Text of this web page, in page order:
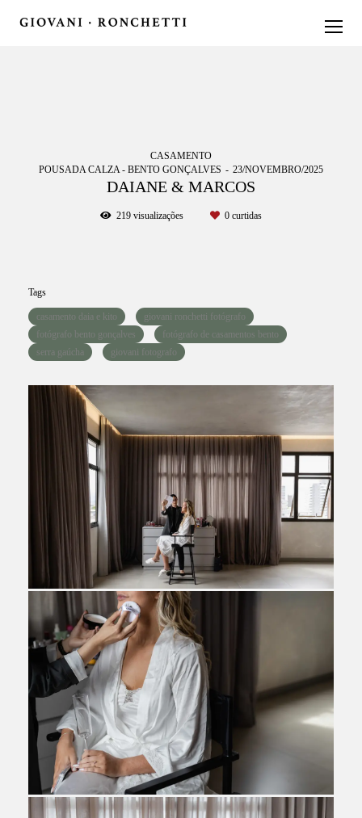
CASAMENTO
POUSADA CALZA - BENTO GONÇALVES
23/NOVEMBRO/2025
DAIANE & MARCOS
219 visualizações 0 curtidas
Tags
casamento daia e kito
giovani ronchetti fotógrafo
fotógrafo bento gonçalves
fotógrafo de casamentos bento
serra gaúcha
giovani fotografo